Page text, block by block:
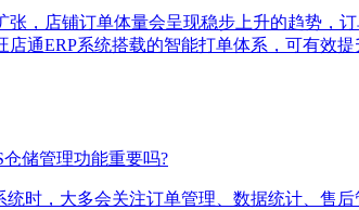
张，店铺订单体量会呈现稳步上升的趋势，
通ERP系统搭载的智能打单体系，可有效提
储管理功能重要吗?
统时，大多会关注订单管理、数据统计、售